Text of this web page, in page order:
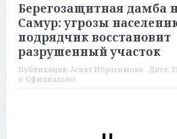
Берегозащитная дамба
Самур: угрозы
подрядчик восстановит
разрушенный участок
Публикация: Асият Ибрагимова Дата:
в: Официально